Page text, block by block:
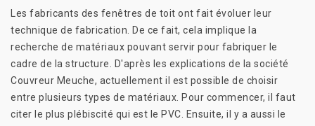
Les fabricants des fenêtres de toit ont fait évoluer leur
technique de fabrication. De ce fait, cela implique la
recherche de matériaux pouvant servir pour fabriquer le
cadre de la structure. D'après les explications de la société
Couvreur Meuche, actuellement il est possible de choisir
entre plusieurs types de matériaux. Pour commencer, il faut
citer le plus plébiscité qui est le PVC. Ensuite, il y a aussi le